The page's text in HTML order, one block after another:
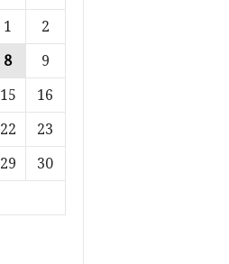
1
2
8
9
15
16
22
23
29
30